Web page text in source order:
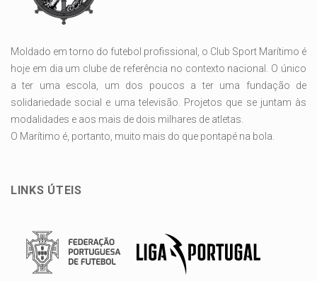
Moldado em torno do futebol profissional, o Club Sport Marítimo é
hoje em dia um clube de referência no contexto nacional. O único
a ter uma escola, um dos poucos a ter uma fundação de
solidariedade social e uma televisão. Projetos que se juntam às
modalidades e aos mais de dois milhares de atletas.
O Marítimo é, portanto, muito mais do que pontapé na bola.
LINKS ÚTEIS